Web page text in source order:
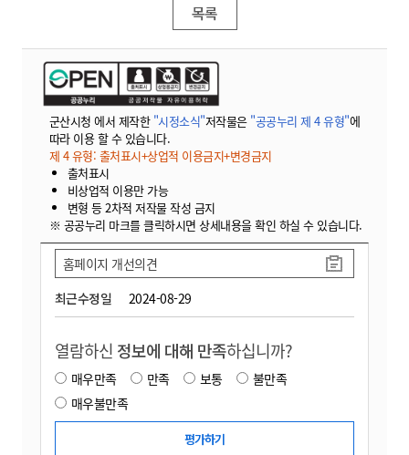
목록
군산시청 에서 제작한 "시정소식"저작물은 "공공누리 제 4 유형"에
따라 이용 할 수 있습니다.
제 4 유형: 출처표시+상업적 이용금지+변경금지
출처표시
비상업적 이용만 가능
변형 등 2차적 저작물 작성 금지
※ 공공누리 마크를 클릭하시면 상세내용을 확인 하실 수 있습니다.
최근수정일 2024-08-29
홈페이지 개선의견
열람하신 정보에 대해 만족하십니까?
매우만족 만족 보통
불만족
매우불만족